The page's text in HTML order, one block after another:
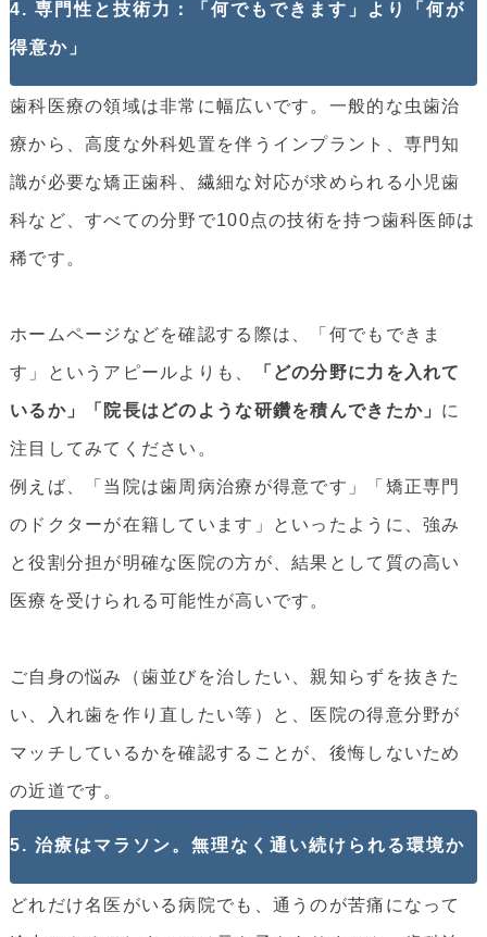
4. 専門性と技術力：「何でもできます」より「何が
得意か」
歯科医療の領域は非常に幅広いです。一般的な虫歯治
療から、高度な外科処置を伴うインプラント、専門知
識が必要な矯正歯科、繊細な対応が求められる小児歯
科など、すべての分野で100点の技術を持つ歯科医師は
稀です。
ホームページなどを確認する際は、「何でもできま
す」というアピールよりも、 「どの分野に力を入れて
いるか」「院長はどのような研鑽を積んできたか」 に
注目してみてください。
例えば、「当院は歯周病治療が得意です」「矯正専門
のドクターが在籍しています」といったように、強み
と役割分担が明確な医院の方が、結果として質の高い
医療を受けられる可能性が高いです。
ご自身の悩み（歯並びを治したい、親知らずを抜きた
い、入れ歯を作り直したい等）と、医院の得意分野が
マッチしているかを確認することが、後悔しないため
の近道です。
5. 治療はマラソン。無理なく通い続けられる環境か
どれだけ名医がいる病院でも、通うのが苦痛になって